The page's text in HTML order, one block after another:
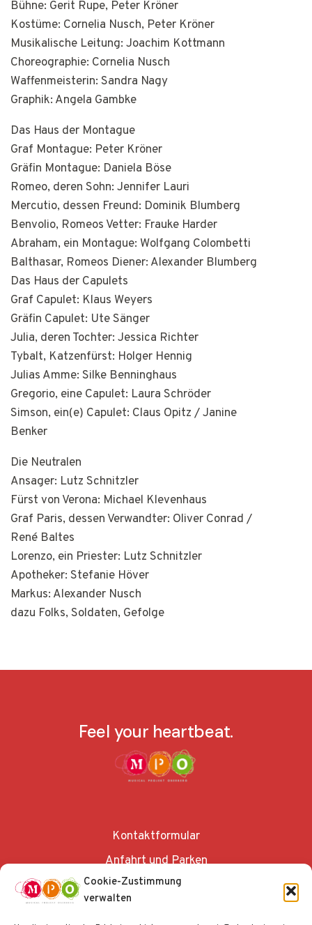
Cookie-Zustimmung
verwalten
Bühne: Gerit Rupe, Peter Kröner
Kostüme: Cornelia Nusch, Peter Kröner
Musikalische Leitung: Joachim Kottmann
Choreographie: Cornelia Nusch
Waffenmeisterin: Sandra Nagy
Graphik: Angela Gambke
Das Haus der Montague
Graf Montague: Peter Kröner
Gräfin Montague: Daniela Böse
Romeo, deren Sohn: Jennifer Lauri
Mercutio, dessen Freund: Dominik Blumberg
Benvolio, Romeos Vetter: Frauke Harder
Abraham, ein Montague: Wolfgang Colombetti
Balthasar, Romeos Diener: Alexander Blumberg
Das Haus der Capulets
Graf Capulet: Klaus Weyers
Gräfin Capulet: Ute Sänger
Julia, deren Tochter: Jessica Richter
Tybalt, Katzenfürst: Holger Hennig
Julias Amme: Silke Benninghaus
Gregorio, eine Capulet: Laura Schröder
Simson, ein(e) Capulet: Claus Opitz / Janine
Benker
Die Neutralen
Ansager: Lutz Schnitzler
Fürst von Verona: Michael Klevenhaus
Graf Paris, dessen Verwandter: Oliver Conrad /
René Baltes
Lorenzo, ein Priester: Lutz Schnitzler
Apotheker: Stefanie Höver
Markus: Alexander Nusch
dazu Folks, Soldaten, Gefolge
Feel your heartbeat.
Kontaktformular
Anfahrt und Parken
Impressum